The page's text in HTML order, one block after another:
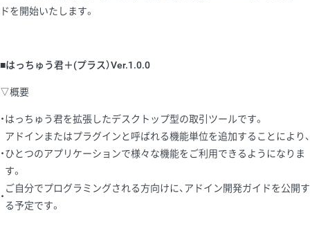
ドを開始いたします。
■はっちゅう君＋(プラス）Ver.1.0.0
▽概要
・はっちゅう君を拡張したデスクトップ型の取引ツールです。
・
アドインまたはプラグインと呼ばれる機能単位を追加することにより、
ひとつのアプリケーションで様々な機能をご利用できるようになりま
す。
・
ご自分でプログラミングされる方向けに、アドイン開発ガイドを公開す
る予定です。